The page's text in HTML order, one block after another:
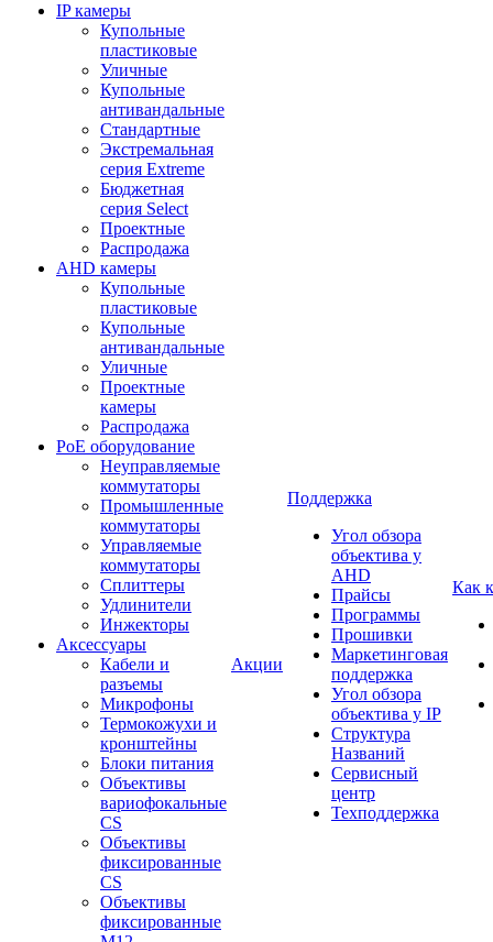
IP камеры
Купольные
пластиковые
Уличные
Купольные
антивандальные
Стандартные
Экстремальная
серия Extreme
Бюджетная
серия Select
Проектные
Распродажа
AHD камеры
Купольные
пластиковые
Купольные
антивандальные
Уличные
Проектные
камеры
Распродажа
PoE оборудование
Неуправляемые
коммутаторы
Промышленные
коммутаторы
Управляемые
коммутаторы
Сплиттеры
Удлинители
Инжекторы
Аксессуары
Кабели и
разъемы
Микрофоны
Термокожухи и
кронштейны
Блоки питания
Объективы
вариофокальные
CS
Объективы
фиксированные
CS
Объективы
фиксированные
Акции
Поддержка
Угол обзора
объектива у
AHD
Прайсы
Программы
Прошивки
Маркетинговая
поддержка
Угол обзора
объектива у IP
Структура
Названий
Сервисный
центр
Техподдержка
Как